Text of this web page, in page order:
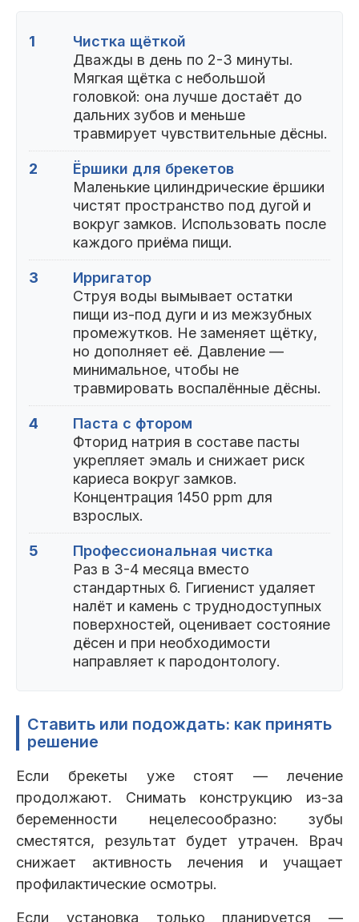
1
Чистка щёткой
Дважды в день по 2-3 минуты.
Мягкая щётка с небольшой
головкой: она лучше достаёт до
дальних зубов и меньше
травмирует чувствительные дёсны.
2
Ёршики для брекетов
Маленькие цилиндрические ёршики
чистят пространство под дугой и
вокруг замков. Использовать после
каждого приёма пищи.
3
Ирригатор
Струя воды вымывает остатки
пищи из-под дуги и из межзубных
промежутков. Не заменяет щётку,
но дополняет её. Давление —
минимальное, чтобы не
травмировать воспалённые дёсны.
4
Паста с фтором
Фторид натрия в составе пасты
укрепляет эмаль и снижает риск
кариеса вокруг замков.
Концентрация 1450 ppm для
взрослых.
5
Профессиональная чистка
Раз в 3-4 месяца вместо
стандартных 6. Гигиенист удаляет
налёт и камень с труднодоступных
поверхностей, оценивает состояние
дёсен и при необходимости
направляет к пародонтологу.
Ставить или подождать: как принять
решение
Если брекеты уже стоят — лечение
продолжают. Снимать конструкцию из-за
беременности нецелесообразно: зубы
сместятся, результат будет утрачен. Врач
снижает активность лечения и учащает
профилактические осмотры.
Если установка только планируется —